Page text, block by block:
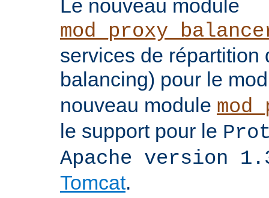
Le nouveau module
services de répartition
balancing) pour le
nouveau module
le support pour le
Apache version
Tomcat.